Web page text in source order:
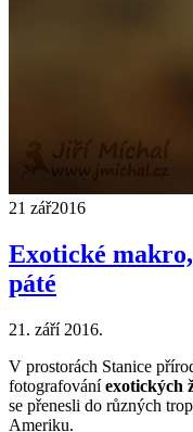
21 zář2016
Exotické
páté
21. září 2016.
V prostorách Stanice
fotografováníexotických
se přenesli do různých
Ameriku.